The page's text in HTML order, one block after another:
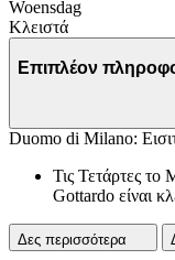
Woensdag
Κλειστά
Επιπλέον
Duomo di Milano:
Τις Τετάρτες το
Gottardo είναι
Δες περισσότερα